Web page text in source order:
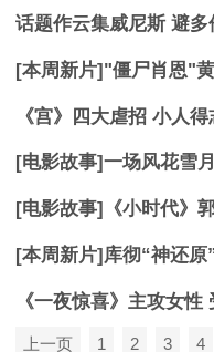
话题作云集威尼斯 避多
[本周新片]"僵尸肖恩"
《宫》四大虐招 小人
[电影故事]一场风花雪
[电影故事]《小时代》
[本周新片]库彻“神还原
《一夜惊喜》主攻女性
上一页 1 2 3 4